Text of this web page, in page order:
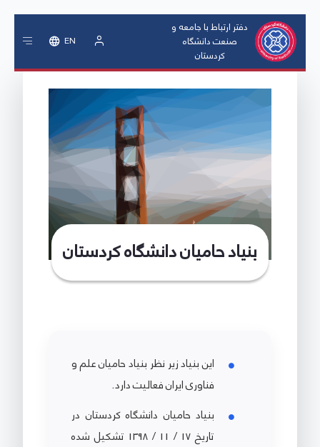
دفتر ارتباط با جامعه و
صنعت دانشگاه
کردستان
EN
بنیاد حامیان دانشگاه کردستان
این بنیاد زیر نظر بنیاد حامیان علم و
فناوری ایران فعالیت دارد.
بنیاد حامیان دانشگاه کردستان در
تاریخ 17 / 11 / 1398 تشکیل شده